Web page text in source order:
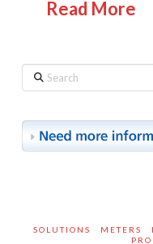
Read More
Search
SOLUTIONS METERS